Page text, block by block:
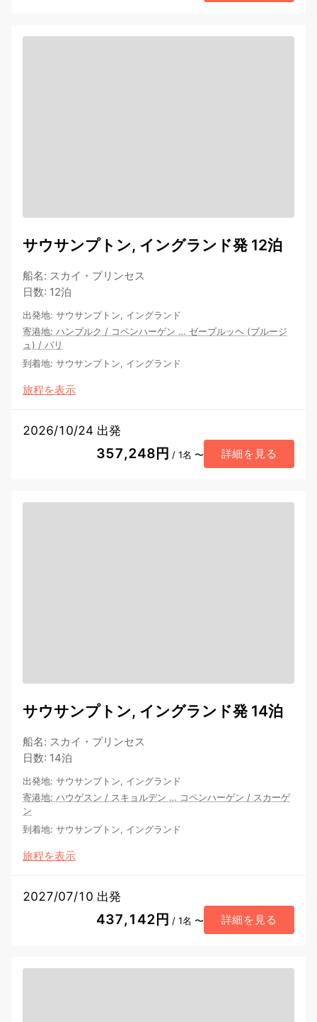
サウサンプトン, イングランド発 12泊
船名: スカイ・プリンセス
日数: 12泊
出発地: サウサンプトン, イングランド
寄港地: ハンブルク / コペンハーゲン … ゼーブルッヘ (ブルージ
ュ) / パリ
到着地: サウサンプトン, イングランド
旅程を表示
2026/10/24 出発
357,248円 / 1名 〜 詳細を見る
サウサンプトン, イングランド発 14泊
船名: スカイ・プリンセス
日数: 14泊
出発地: サウサンプトン, イングランド
寄港地: ハウゲスン / スキョルデン … コペンハーゲン / スカーゲ
ン
到着地: サウサンプトン, イングランド
旅程を表示
2027/07/10 出発
437,142円 / 1名 〜 詳細を見る